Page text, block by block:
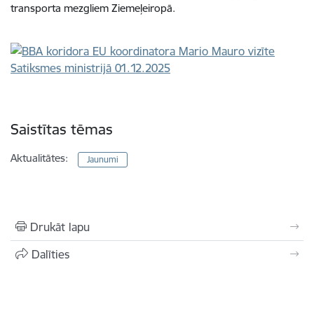
transporta mezgliem Ziemeļeiropā.
Saistītas tēmas
Aktualitātes: Jaunumi
Drukāt lapu
Dalīties